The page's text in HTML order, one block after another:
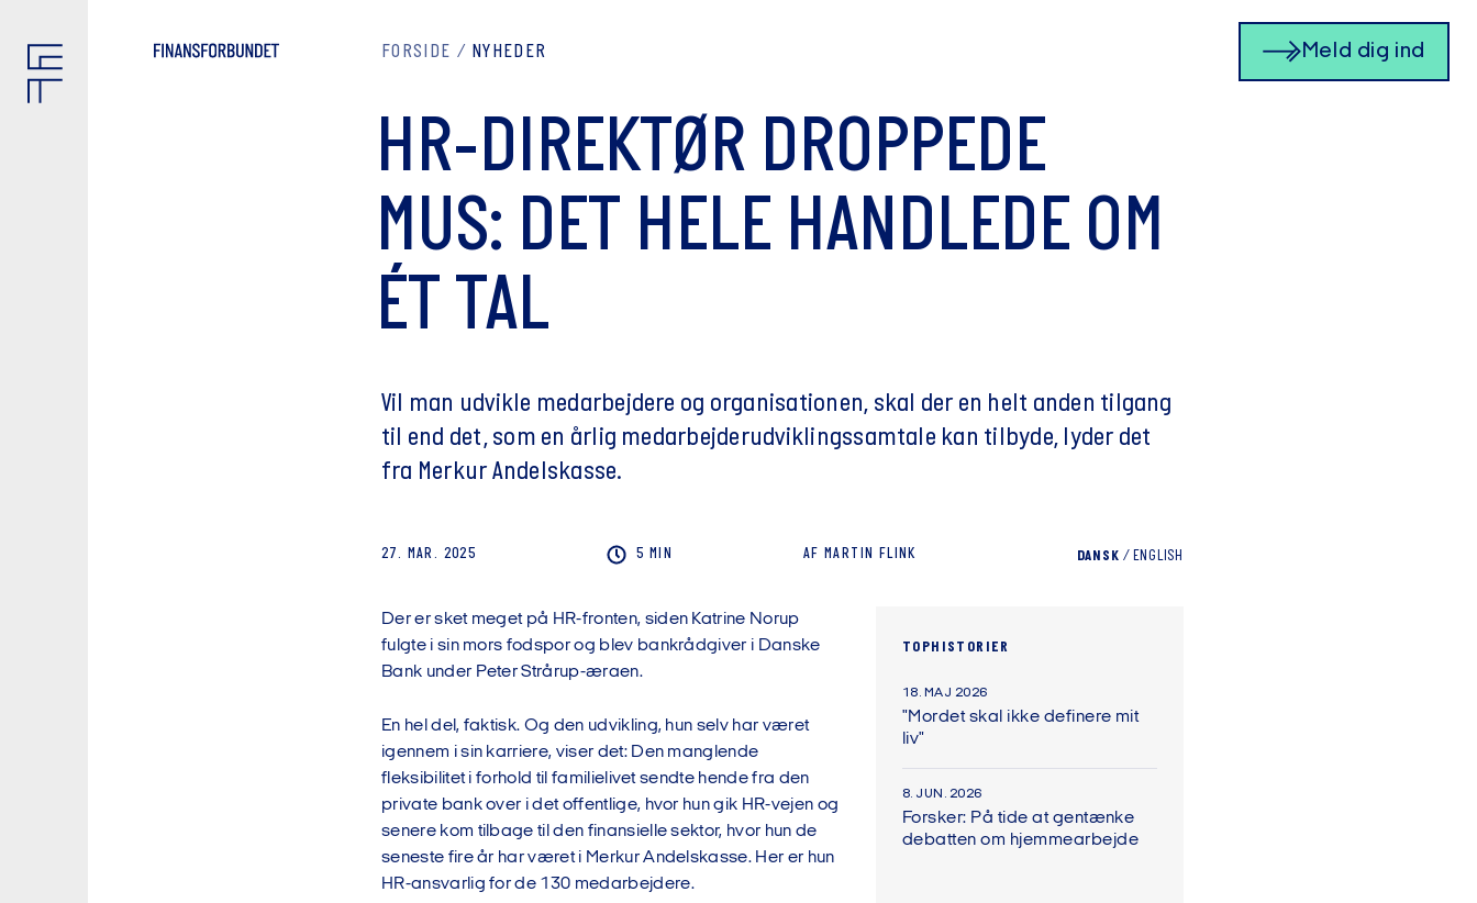
Meld dig ind
FORSIDE NYHEDER
HR-DIREKTØR DROPPEDE
MUS: DET HELE HANDLEDE OM
ÉT TAL
Vil man udvikle medarbejdere og organisationen, skal der en helt anden tilgang
til end det, som en årlig medarbejderudviklingssamtale kan tilbyde, lyder det
fra Merkur Andelskasse.
27. MAR. 2025 5 MIN AF MARTIN FLINK DANSK / ENGLISH
Der er sket meget på HR-fronten, siden Katrine Norup
fulgte i sin mors fodspor og blev bankrådgiver i Danske
Bank under Peter Strårup-æraen.
En hel del, faktisk. Og den udvikling, hun selv har været
igennem i sin karriere, viser det: Den manglende
fleksibilitet i forhold til familielivet sendte hende fra den
private bank over i det offentlige, hvor hun gik HR-vejen og
senere kom tilbage til den finansielle sektor, hvor hun de
seneste fire år har været i Merkur Andelskasse. Her er hun
HR-ansvarlig for de 130 medarbejdere.
TOPHISTORIER
18. MAJ 2026
"Mordet skal ikke definere mit
liv"
8. JUN. 2026
Forsker: På tide at gentænke
debatten om hjemmearbejde